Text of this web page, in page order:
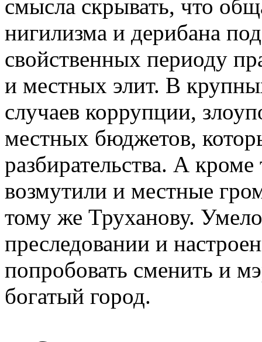
смысла скрывать, что
нигилизма и дерибана
свойственных периоду
и местных элит. В
случаев коррупции,
местных бюджетов,
разбирательства. А
возмутили и местные
тому же Труханову.
преследовании и
попробовать сменить и
богатый город.